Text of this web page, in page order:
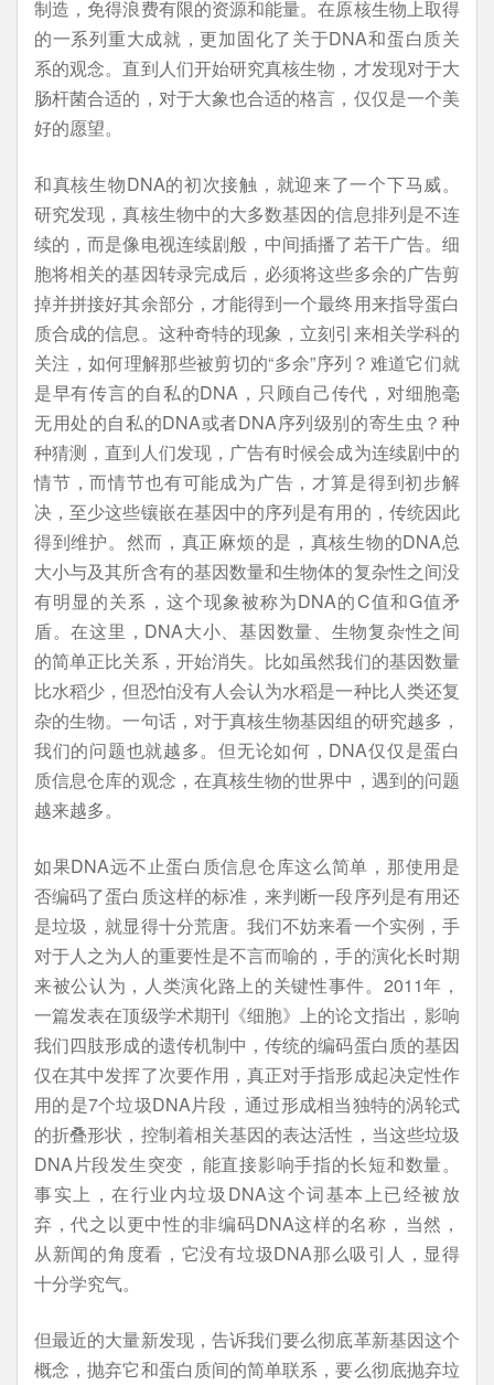
制造，免得浪费有限的资源和能量。在原核生物上取得
的一系列重大成就，更加固化了关于DNA和蛋白质关
系的观念。直到人们开始研究真核生物，才发现对于大
肠杆菌合适的，对于大象也合适的格言，仅仅是一个美
好的愿望。
和真核生物DNA的初次接触，就迎来了一个下马威。
研究发现，真核生物中的大多数基因的信息排列是不连
续的，而是像电视连续剧般，中间插播了若干广告。细
胞将相关的基因转录完成后，必须将这些多余的广告剪
掉并拼接好其余部分，才能得到一个最终用来指导蛋白
质合成的信息。这种奇特的现象，立刻引来相关学科的
关注，如何理解那些被剪切的“多余”序列？难道它们就
是早有传言的自私的DNA，只顾自己传代，对细胞毫
无用处的自私的DNA或者DNA序列级别的寄生虫？种
种猜测，直到人们发现，广告有时候会成为连续剧中的
情节，而情节也有可能成为广告，才算是得到初步解
决，至少这些镶嵌在基因中的序列是有用的，传统因此
得到维护。然而，真正麻烦的是，真核生物的DNA总
大小与及其所含有的基因数量和生物体的复杂性之间没
有明显的关系，这个现象被称为DNA的C值和G值矛
盾。在这里，DNA大小、基因数量、生物复杂性之间
的简单正比关系，开始消失。比如虽然我们的基因数量
比水稻少，但恐怕没有人会认为水稻是一种比人类还复
杂的生物。一句话，对于真核生物基因组的研究越多，
我们的问题也就越多。但无论如何，DNA仅仅是蛋白
质信息仓库的观念，在真核生物的世界中，遇到的问题
越来越多。
如果DNA远不止蛋白质信息仓库这么简单，那使用是
否编码了蛋白质这样的标准，来判断一段序列是有用还
是垃圾，就显得十分荒唐。我们不妨来看一个实例，手
对于人之为人的重要性是不言而喻的，手的演化长时期
来被公认为，人类演化路上的关键性事件。2011年，
一篇发表在顶级学术期刊《细胞》上的论文指出，影响
我们四肢形成的遗传机制中，传统的编码蛋白质的基因
仅在其中发挥了次要作用，真正对手指形成起决定性作
用的是7个垃圾DNA片段，通过形成相当独特的涡轮式
的折叠形状，控制着相关基因的表达活性，当这些垃圾
DNA片段发生突变，能直接影响手指的长短和数量。
事实上，在行业内垃圾DNA这个词基本上已经被放
弃，代之以更中性的非编码DNA这样的名称，当然，
从新闻的角度看，它没有垃圾DNA那么吸引人，显得
十分学究气。
但最近的大量新发现，告诉我们要么彻底革新基因这个
概念，抛弃它和蛋白质间的简单联系，要么彻底抛弃垃